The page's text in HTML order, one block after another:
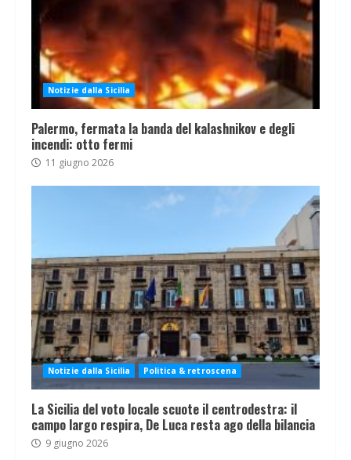
Notizie dalla Sicilia
Palermo, fermata la banda del kalashnikov e degli
incendi: otto fermi
11 giugno 2026
Notizie dalla Sicilia Politica & retroscena
La Sicilia del voto locale scuote il centrodestra: il
campo largo respira, De Luca resta ago della bilancia
9 giugno 2026